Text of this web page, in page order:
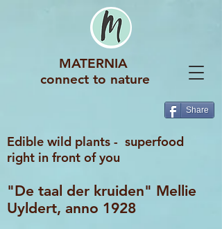
MATERNIA
connect to nature
Share
Edible wild plants - superfood
right in front of you
"De taal der kruiden" Mellie
Uyldert, anno 1928